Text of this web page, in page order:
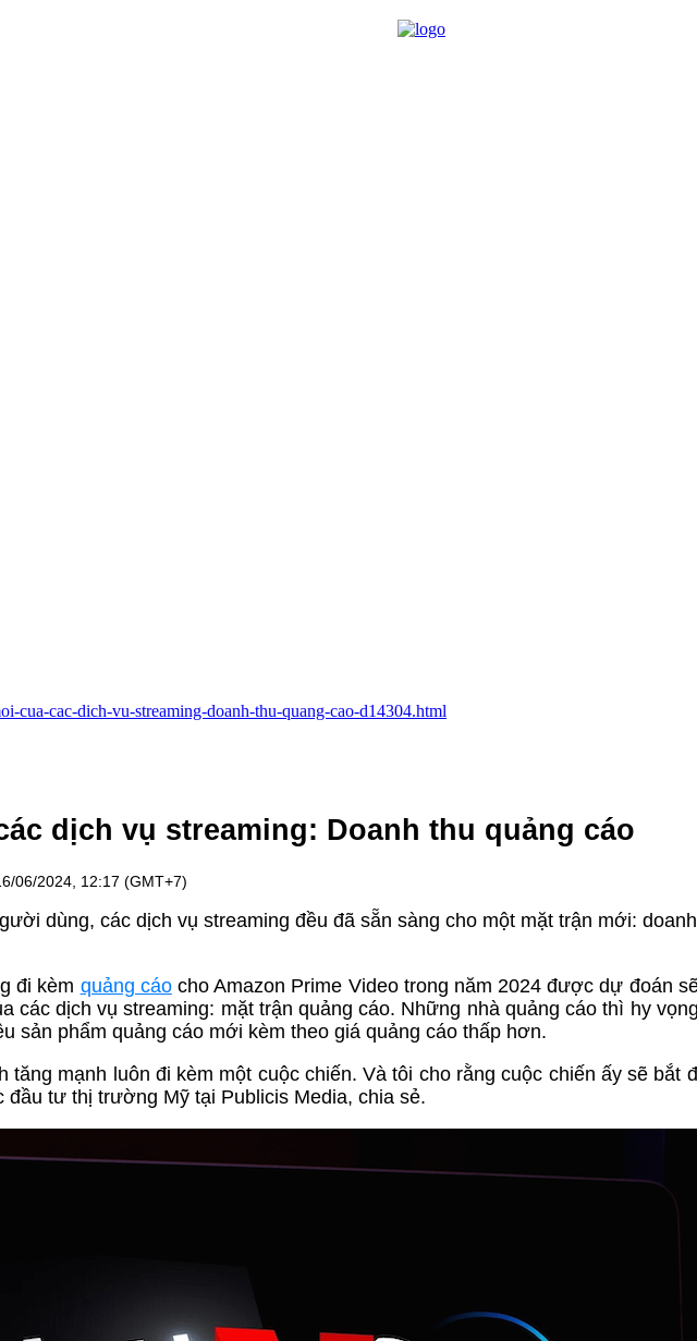
cua-cac-dich-vu-streaming-doanh-thu-quang-cao-d14304.html
dịch vụ streaming: Doanh thu quảng cáo
06/2024, 12:17 (GMT+7)
dùng, các dịch vụ streaming đều đã sẵn sàng cho một mặt trận mới:
đi kèm quảng cáocho Amazon Prime Video trong năm 2024 được dự đoán
các dịch vụ streaming: mặt trận quảng cáo. Những nhà quảng cáo thì hy
sản phẩm quảng cáo mới kèm theo giá quảng cáo thấp hơn.
tăng mạnh luôn đi kèm một cuộc chiến. Và tôi cho rằng cuộc chiến ấy sẽ bắt
đầu tư thị trường Mỹ tại Publicis Media, chia sẻ.